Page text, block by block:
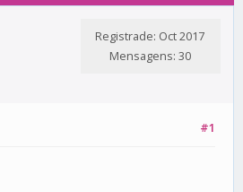
Registrade: Oct 2017
Mensagens: 30
#1